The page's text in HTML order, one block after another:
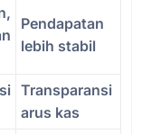
Pendapatan
lebih stabil
Transparansi
arus kas